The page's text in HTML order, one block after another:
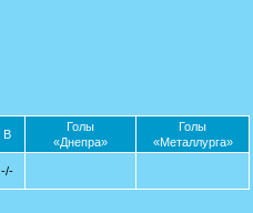
В
Голы
«Днепра»
Голы
«Металлурга»
-/-